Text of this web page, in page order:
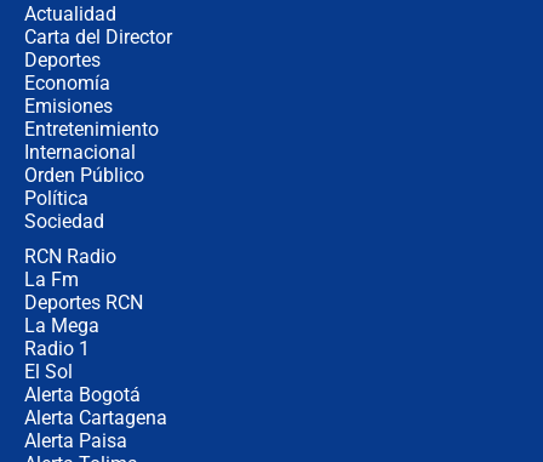
Actualidad
Carta del Director
Deportes
Economía
Emisiones
Entretenimiento
Internacional
Orden Público
Política
Sociedad
RCN Radio
La Fm
Deportes RCN
La Mega
Radio 1
El Sol
Alerta Bogotá
Alerta Cartagena
Alerta Paisa